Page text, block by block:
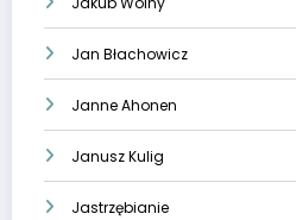
Jan Błachowicz
Janne Ahonen
Janusz Kulig
Jastrzębianie